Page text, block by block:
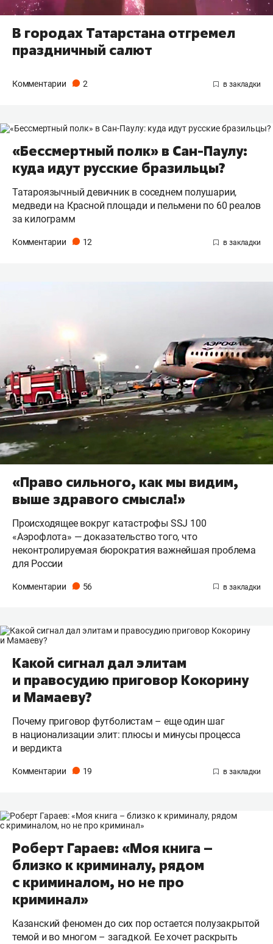
В городах Татарстана отгремел
праздничный салют
Комментарии 2
«Бессмертный полк» в Сан-Паулу:
куда идут русские бразильцы?
Татароязычный девичник в соседнем полушарии,
медведи на Красной площади и пельмени по 60 реалов
за килограмм
Комментарии 12
«Право сильного, как мы видим,
выше здравого смысла!»
Происходящее вокруг катастрофы SSJ 100
«Аэрофлота» — доказательство того, что
неконтролируемая бюрократия важнейшая проблема
для России
Комментарии 56
Какой сигнал дал элитам
и правосудию приговор Кокорину
и Мамаеву?
Почему приговор футболистам – еще один шаг
в национализации элит: плюсы и минусы процесса
и вердикта
Комментарии 19
Роберт Гараев: «Моя книга –
близко к криминалу, рядом
с криминалом, но не про
криминал»
Казанский феномен до сих пор остается полузакрытой
темой и во многом – загадкой. Ее хочет раскрыть